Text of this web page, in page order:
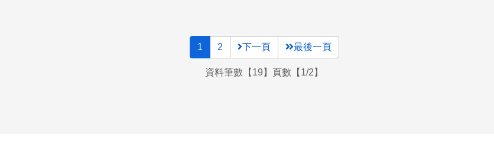
1 2 下一頁 最後一頁
資料筆數【19】頁數【1/2】